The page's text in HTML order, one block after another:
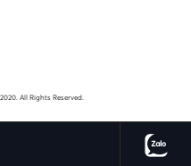
All Rights Reserved.